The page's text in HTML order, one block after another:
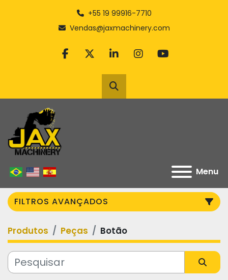
+55 19 99916-7710
Vendas@jaxmachinery.com
facebook
twitterlinkedininstagram
youtube
Pesquisar
Menu
FILTROS AVANÇADOS
Categoria
Fabricante
Produtos Peças Botão